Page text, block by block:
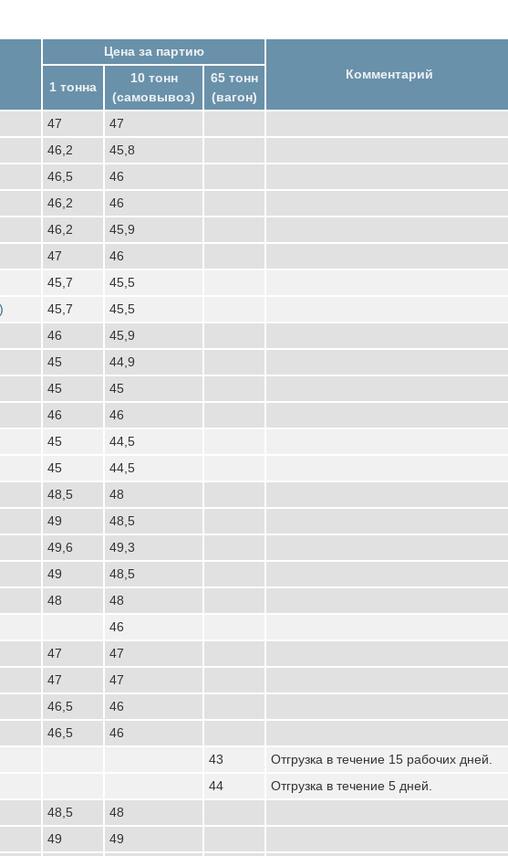
Цена за партию
Комментарий
1 тонна
10 тонн
(самовывоз)
65 тонн
(вагон)
47
47
46,2
45,8
46,5
46
46,2
46
46,2
45,9
47 46
45,7
45,5
45,7 45,5
46
45,9
45
44,9
45
45
46 46
45
44,5
45 44,5
48,5
48
49
48,5
49,6
49,3
49
48,5
48
48
46
47
47
47
47
46,5
46
46,5 46
43
Отгрузка в течение 15 рабочих дней.
44 Отгрузка в течение 5 дней.
48,5
48
49
49